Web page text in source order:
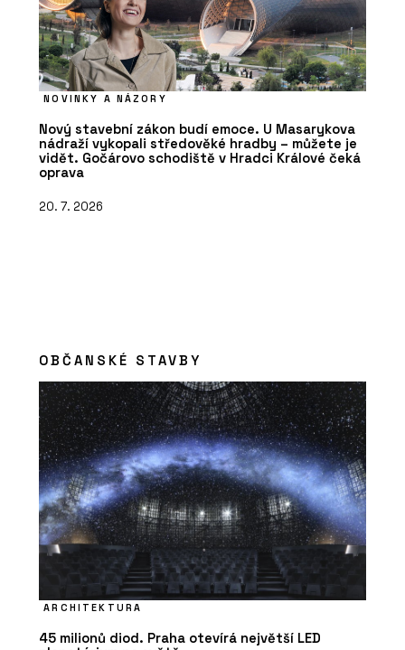
NOVINKY A NÁZORY
Nový stavební zákon budí emoce. U Masarykova
nádraží vykopali středověké hradby – můžete je
vidět. Gočárovo schodiště v Hradci Králové čeká
oprava
20. 7. 2026
OBČANSKÉ STAVBY
ARCHITEKTURA
45 milionů diod. Praha otevírá největší LED